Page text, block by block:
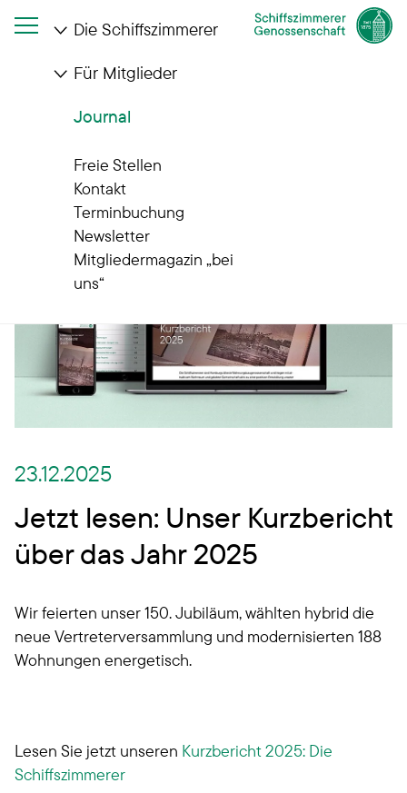
Die Schiffszimmerer
Für Mitglieder
Journal
Freie Stellen
Kontakt
Terminbuchung
Newsletter
Mitgliedermagazin „bei
uns“
Startseite
Journal
23.12.2025
Jetzt lesen: Unser Kurzbericht
über das Jahr 2025
Wir feierten unser 150. Jubiläum, wählten hybrid die
neue Vertreterversammlung und modernisierten 188
Wohnungen energetisch.
Lesen Sie jetzt unseren Kurzbericht 2025: Die
Schiffszimmerer